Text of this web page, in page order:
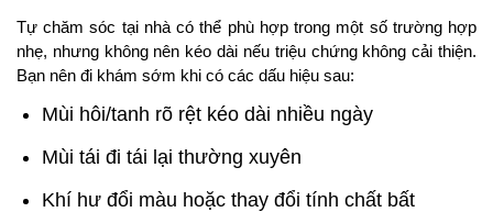
Tự chăm sóc tại nhà có thể phù hợp trong một số trường hợp
nhẹ, nhưng không nên kéo dài nếu triệu chứng không cải thiện.
Bạn nên đi khám sớm khi có các dấu hiệu sau:
Mùi hôi/tanh rõ rệt kéo dài nhiều ngày
Mùi tái đi tái lại thường xuyên
Khí hư đổi màu hoặc thay đổi tính chất bất